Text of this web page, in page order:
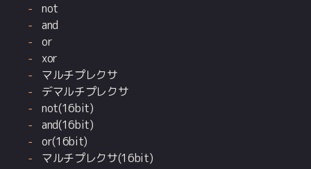
not
and
or
xor
マルチプレクサ
デマルチプレクサ
not(16bit)
and(16bit)
or(16bit)
マルチプレクサ(16bit)